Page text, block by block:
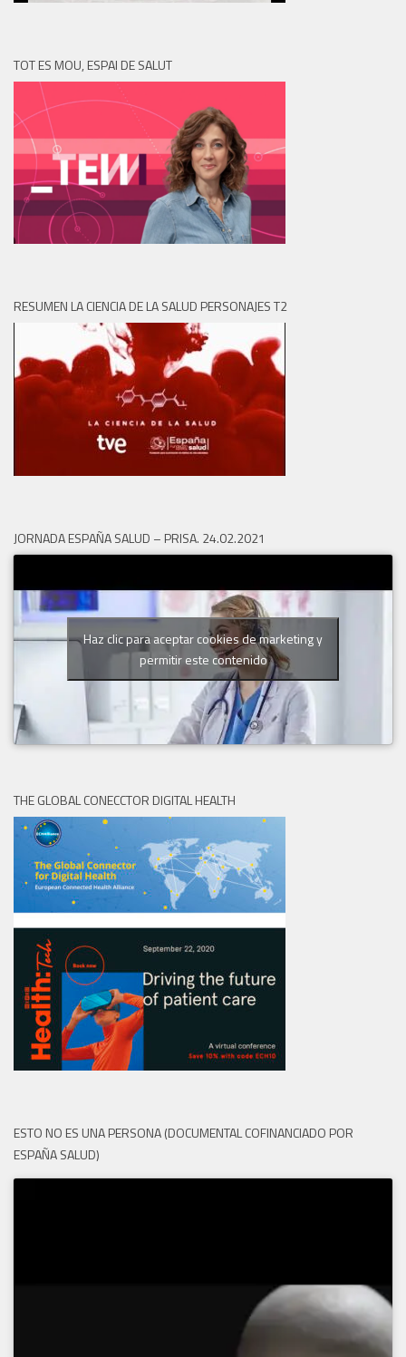
TOT ES MOU, ESPAI DE SALUT
RESUMEN LA CIENCIA DE LA SALUD PERSONAJES T2
JORNADA ESPAÑA SALUD – PRISA. 24.02.2021
Haz clic para aceptar cookies de marketing y
permitir este contenido
THE GLOBAL CONECCTOR DIGITAL HEALTH
ESTO NO ES UNA PERSONA (DOCUMENTAL COFINANCIADO POR
ESPAÑA SALUD)